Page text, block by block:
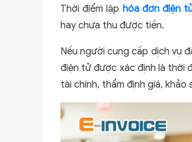
Thời điểm lập hóa đơn điện
hay chưa thu được tiền.
Nếu người cung cấp dịch vụ
điện tử được xác định là thời
tài chính, thẩm định giá,